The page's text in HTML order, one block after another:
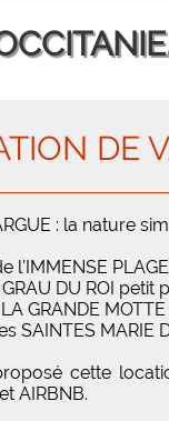
DE
: la nature
l'IMMENSE
DU ROI
GRANDE
SAINTES MARIE
cette
AIRBNB.